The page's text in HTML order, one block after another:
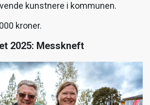
kunstnere i kommunen.
kroner.
2025: Messkneft